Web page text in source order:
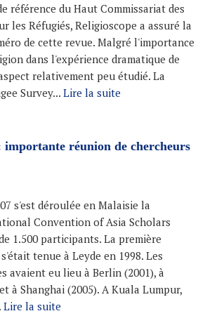
référence du Haut Commissariat des
les Réfugiés, Religioscope a assuré la
de cette revue. Malgré l'importance
dans l'expérience dramatique de
relativement peu étudié. La
Survey... Lire la suite
réunion de chercheurs
s'est déroulée en Malaisie la
Convention of Asia Scholars
1.500 participants. La première
tenue à Leyde en 1998. Les
avaient eu lieu à Berlin (2001), à
à Shanghai (2005). A Kuala Lumpur,
Lire la suite